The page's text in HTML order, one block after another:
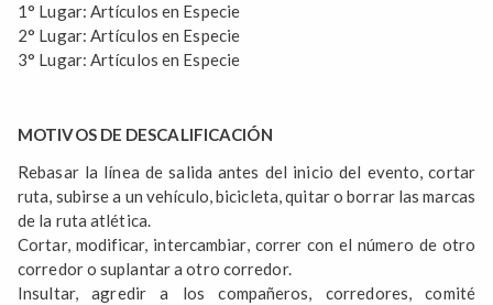
1° Lugar: Artículos en Especie
2° Lugar: Artículos en Especie
3° Lugar: Artículos en Especie
MOTIVOS DE DESCALIFICACIÓN
Rebasar la línea de salida antes del inicio del evento, cortar
ruta, subirse a un vehículo, bicicleta, quitar o borrar las marcas
de la ruta atlética.
Cortar, modificar, intercambiar, correr con el número de otro
corredor o suplantar a otro corredor.
Insultar, agredir a los compañeros, corredores, comité